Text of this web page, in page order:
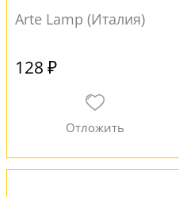
Arte Lamp (Италия)
128 ₽